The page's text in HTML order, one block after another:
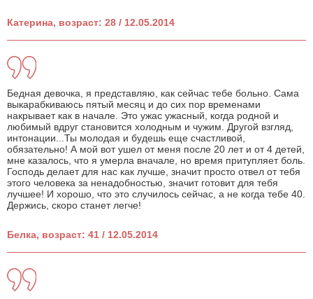
Катерина, возраст: 28 / 12.05.2014
Бедная девочка, я представляю, как сейчас тебе больно. Сама
выкарабкиваюсь пятый месяц и до сих пор временами
накрывает как в начале. Это ужас ужасный, когда родной и
любимый вдруг становится холодным и чужим. Другой взгляд,
интонации...Ты молодая и будешь еще счастливой,
обязательно! А мой вот ушел от меня после 20 лет и от 4 детей,
мне казалось, что я умерла вначале, но время притупляет боль.
Господь делает для нас как лучше, значит просто отвел от тебя
этого человека за ненадобностью, значит готовит для тебя
лучшее! И хорошо, что это случилось сейчас, а не когда тебе 40.
Держись, скоро станет легче!
Белка, возраст: 41 / 12.05.2014